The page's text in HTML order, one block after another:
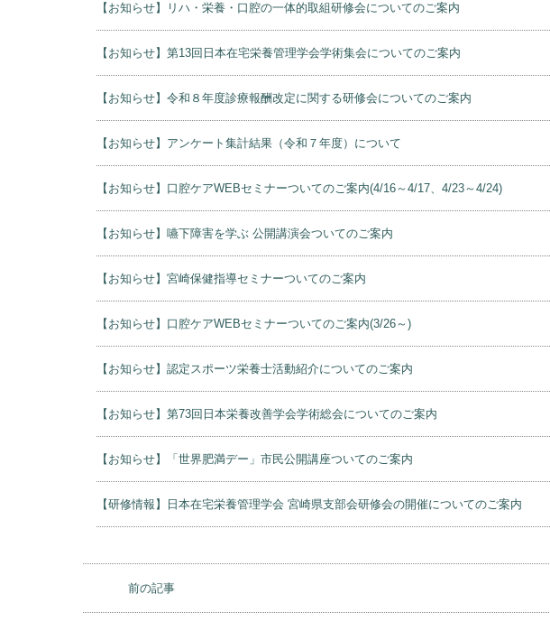
【お知らせ】リハ・栄養・口腔の一体的取組研修会についてのご案内
【お知らせ】第13回日本在宅栄養管理学会学術集会についてのご案内
【お知らせ】令和８年度診療報酬改定に関する研修会についてのご案内
【お知らせ】アンケート集計結果（令和７年度）について
【お知らせ】口腔ケアWEBセミナーついてのご案内(4/16～4/17、4/23～4/24)
【お知らせ】嚥下障害を学ぶ 公開講演会ついてのご案内
【お知らせ】宮崎保健指導セミナーついてのご案内
【お知らせ】口腔ケアWEBセミナーついてのご案内(3/26～)
【お知らせ】認定スポーツ栄養士活動紹介についてのご案内
【お知らせ】第73回日本栄養改善学会学術総会についてのご案内
【お知らせ】「世界肥満デー」市民公開講座ついてのご案内
【研修情報】日本在宅栄養管理学会 宮崎県支部会研修会の開催についてのご案内
前の記事